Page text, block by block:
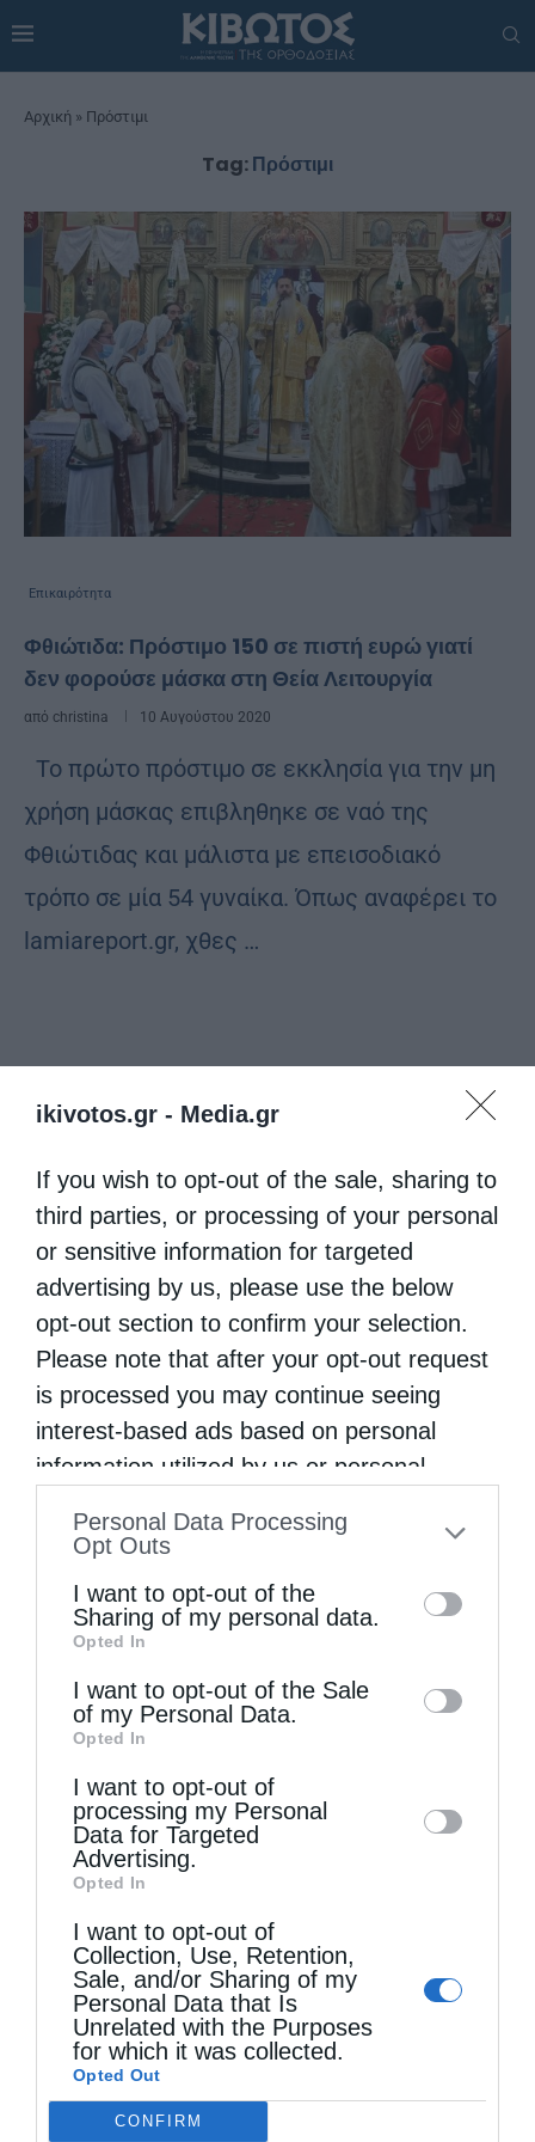
ikivotos.gr - Media.gr
If you wish to opt-out of the sale, sharing to
third parties, or processing of your personal
or sensitive information for targeted
advertising by us, please use the below
opt-out section to confirm your selection.
Please note that after your opt-out request
is processed you may continue seeing
interest-based ads based on personal
information utilized by us or personal
to your opt-out. You may separately opt-out
information by third parties on the IAB’s list
of downstream participants. This
information may also be disclosed by us to
third parties on theIAB’s List of
Downstream Participants
disclose it to other third parties.
Personal Data Processing
Opt Outs
I want to opt-out of the
Sharing of my personal data.
Opted In
I want to opt-out of the Sale
of my Personal Data.
Opted In
I want to opt-out of
processing my Personal
Data for Targeted
Advertising.
Opted In
I want to opt-out of
Collection, Use, Retention,
Sale, and/or Sharing of my
Personal Data that Is
Unrelated with the Purposes
for which it was collected.
Opted Out
CONFIRM
Αρχική » Πρόστιμι
Tag:Πρόστιμι
Επικαιρότητα
Φθιώτιδα: Πρόστιμο 150 σε πιστή ευρώ γιατί
δεν φορούσε μάσκα στη Θεία Λειτουργία
από christina 10 Αυγούστου 2020
Το πρώτο πρόστιμο σε εκκλησία για την μη
χρήση μάσκας επιβληθηκε σε ναό της
Φθιώτιδας και μάλιστα με επεισοδιακό
τρόπο σε μία 54 γυναίκα. Όπως αναφέρει το
lamiareport.gr, χθες …
Τελευταία άρθρα
Κακό και εκδίκηση
Αυστραλίας στην Ιερά Επισκοπή Χώρας
Δημητριάδος Ιγνάτιος: «Ο Χριστός μάς έδειξε το
μέλλον μας» – Με λαμπρότητα εορτάστηκε στον
Βόλο η Μεταμόρφωση